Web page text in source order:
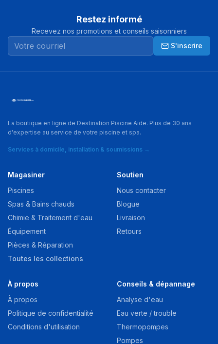
Restez informé
Recevez nos promotions et conseils saisonniers
S'inscrire
La boutique en ligne de Destination Piscine Aide. Plus de 30 ans
d'expertise au service de votre piscine et spa.
Services à domicile, installation & soumissions →
Magasiner
Piscines
Spas & Bains chauds
Chimie & Traitement d'eau
Équipement
Pièces & Réparation
Toutes les collections
Soutien
Nous contacter
Blogue
Livraison
Retours
À propos
À propos
Politique de confidentialité
Conditions d'utilisation
Conseils & dépannage
Analyse d'eau
Eau verte / trouble
Thermopompes
Pompes